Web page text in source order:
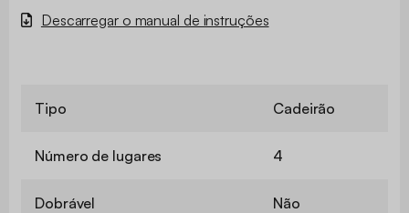
Descarregar o manual de instruções
Tipo Cadeirão
Número de lugares 4
Dobrável Não